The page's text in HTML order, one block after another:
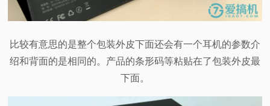
比较有意思的是整个包装外皮下面还会有一个耳机的参数介
绍和背面的是相同的。产品的条形码等粘贴在了包装外皮最
下面。